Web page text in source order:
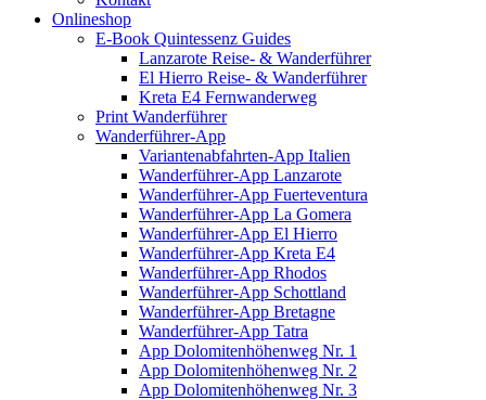
Onlineshop
E-Book Quintessenz Guides
Lanzarote Reise- & Wanderführer
El Hierro Reise- & Wanderführer
Kreta E4 Fernwanderweg
Print Wanderführer
Wanderführer-App
Variantenabfahrten-App Italien
Wanderführer-App Lanzarote
Wanderführer-App Fuerteventura
Wanderführer-App La Gomera
Wanderführer-App El Hierro
Wanderführer-App Kreta E4
Wanderführer-App Rhodos
Wanderführer-App Schottland
Wanderführer-App Bretagne
Wanderführer-App Tatra
App Dolomitenhöhenweg Nr. 1
App Dolomitenhöhenweg Nr. 2
App Dolomitenhöhenweg Nr. 3